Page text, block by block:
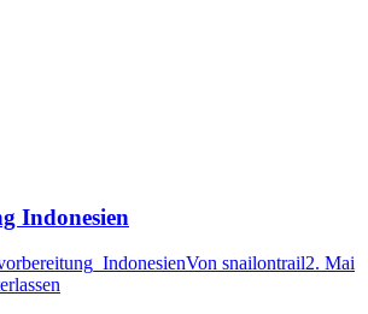
Indonesien
Von snailontrail2. Mai